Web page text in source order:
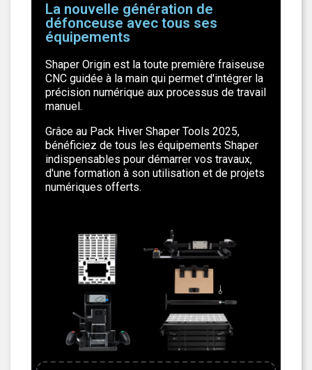
La nouvelle génération de
défonceuse avec tous ses
équipements
Shaper Origin est la toute première fraiseuse
CNC guidée à la main qui permet d'intégrer la
précision numérique aux processus de travail
manuel.
Grâce au Pack Hiver Shaper Tools 2025,
bénéficiez de tous les équipements Shaper
indispensables pour démarrer vos travaux,
d'une formation à son utilisation et de projets
numériques offerts.